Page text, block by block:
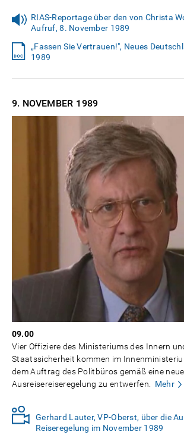
RIAS-Reportage über den von Christa
Aufruf, 8. November 1989
„Fassen Sie Vertrauen!", Neues
1989
9. NOVEMBER 1989
09.00
Vier Offiziere des Ministeriums des Innern
Staatssicherheit kommen im
dem Auftrag des Politbüros gemäß eine neue
Ausreisereiseregelung zu entwerfen.
Mehr
Gerhard Lauter, VP-Oberst, über die
Reiseregelung im November 1989